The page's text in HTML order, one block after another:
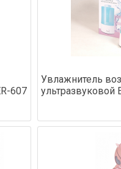
607
Увлажнитель
ультразвуковой